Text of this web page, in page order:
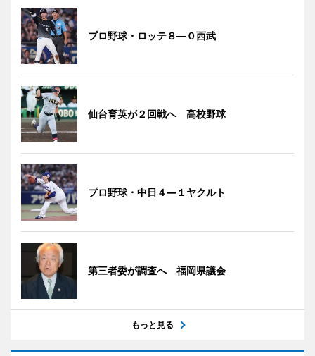
プロ野球・ロッテ８―０西武
仙台育英が２回戦へ 高校野球
プロ野球・中日４―１ヤクルト
第三者委が調査へ 福岡県議会
もっと見る